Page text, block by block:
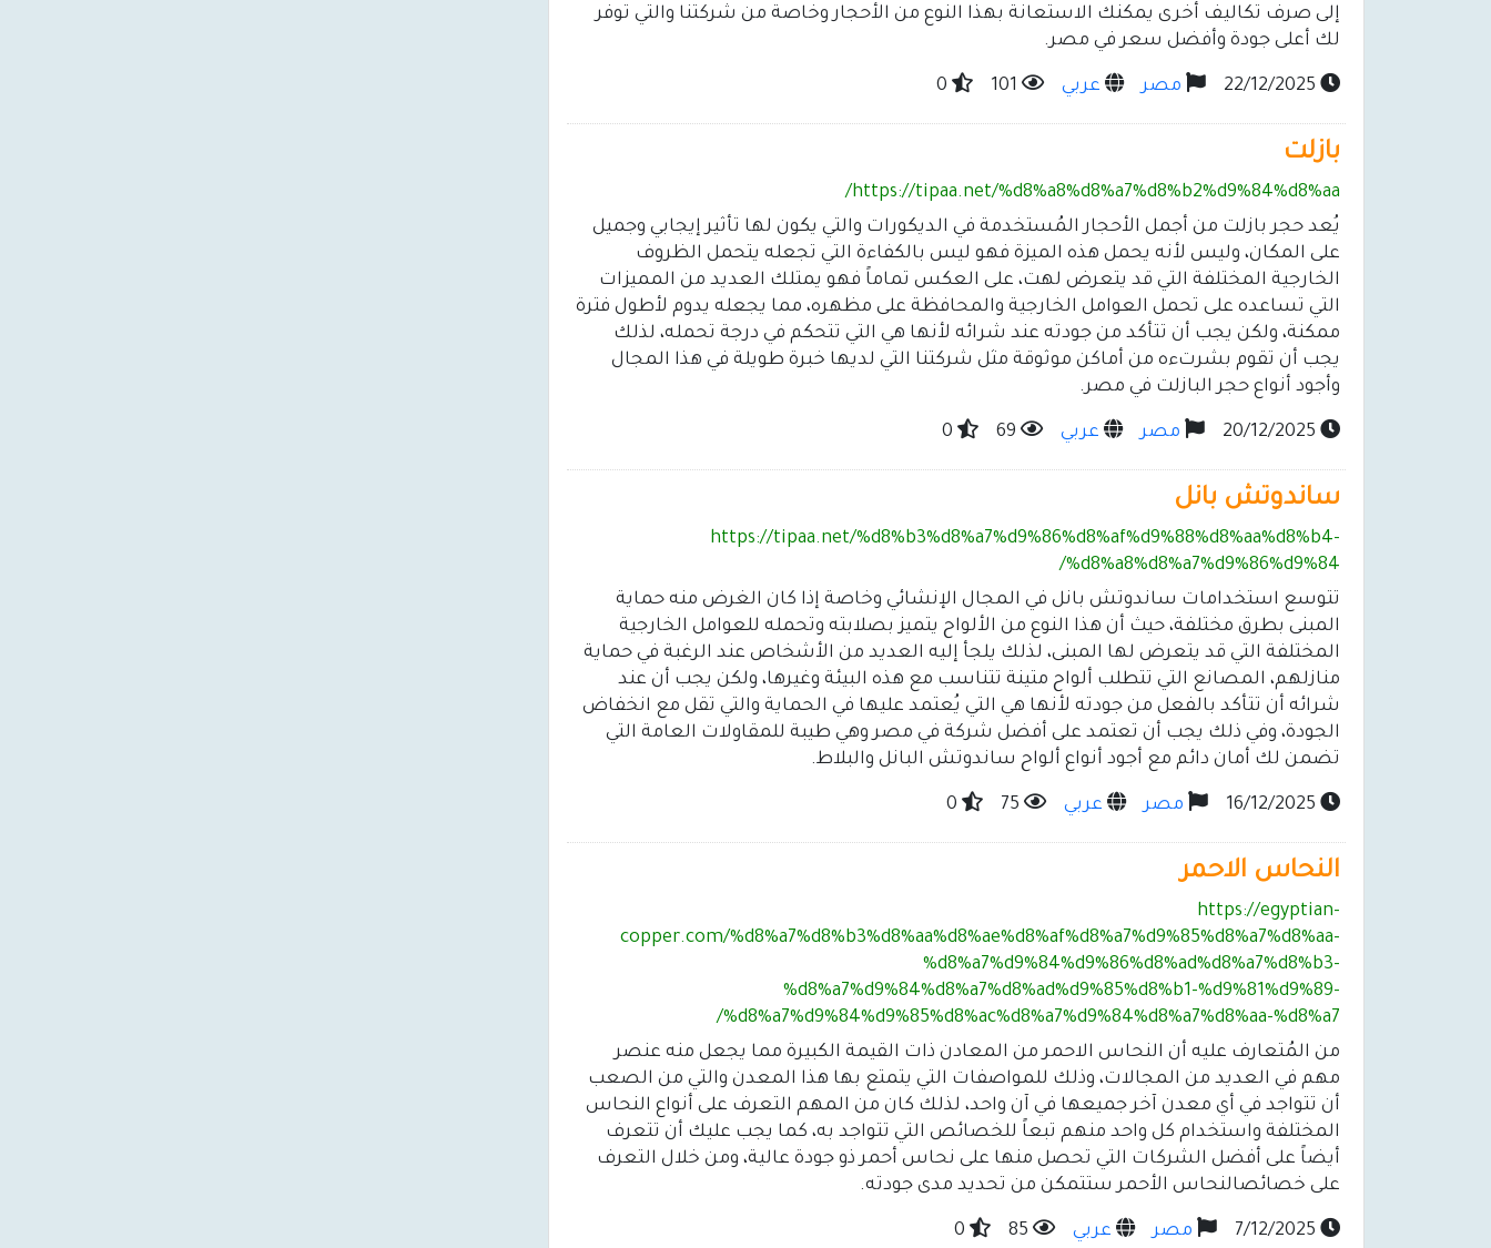
إلى صرف تكاليف أخرى يمكنك الاستعانة بهذا النوع من الأحجار وخاصة من شركتنا والتي توفر
لك أعلى جودة وأفضل سعر في مصر.
مصر عربي
بازلت
https://tipaa.net/%d8%a8%d8%a7%d8%b2%d9%84%d8%aa/
يُعد حجر بازلت من أجمل الأحجار المُستخدمة في الديكورات والتي يكون لها تأثير إيجابي وجميل
على المكان، وليس لأنه يحمل هذه الميزة فهو ليس بالكفاءة التي تجعله يتحمل الظروف
الخارجية المختلفة التي قد يتعرض لهت، على العكس تماماً فهو يمتلك العديد من المميزات
التي تساعده على تحمل العوامل الخارجية والمحافظة على مظهره، مما يجعله يدوم لأطول فترة
ممكنة، ولكن يجب أن تتأكد من جودته عند شرائه لأنها هي التي تتحكم في درجة تحمله، لذلك
يجب أن تقوم بشرتءه من أماكن موثوقة مثل شركتنا التي لديها خبرة طويلة في هذا المجال
وأجود أنواع حجر البازلت في مصر.
مصر عربي
ساندوتش بانل
https://tipaa.net/%d8%b3%d8%a7%d9%86%d8%af%d9%88%d8%aa%d8%b4-
%d8%a8%d8%a7%d9%86%d9%84/
تتوسع استخدامات ساندوتش بانل في المجال الإنشائي وخاصة إذا كان الغرض منه حماية
المبنى بطرق مختلفة، حيث أن هذا النوع من الألواح يتميز بصلابته وتحمله للعوامل الخارجية
المختلفة التي قد يتعرض لها المبنى، لذلك يلجأ إليه العديد من الأشخاص عند الرغبة في حماية
منازلهم، المصانع التي تتطلب ألواح متينة تتناسب مع هذه البيئة وغيرها، ولكن يجب أن عند
شرائه أن تتأكد بالفعل من جودته لأنها هي التي يُعتمد عليها في الحماية والتي تقل مع انخفاض
الجودة، وفي ذلك يجب أن تعتمد على أفضل شركة في مصر وهي طيبة للمقاولات العامة التي
تضمن لك أمان دائم مع أجود أنواع ألواح ساندوتش البانل والبلاط.
مصر عربي
النحاس الاحمر
https://egyptian-
copper.com/%d8%a7%d8%b3%d8%aa%d8%ae%d8%af%d8%a7%d9%85%d8%a7%d8%aa-
%d8%a7%d9%84%d9%86%d8%ad%d8%a7%d8%b3-
%d8%a7%d9%84%d8%a7%d8%ad%d9%85%d8%b1-%d9%81%d9%89-
%d8%a7%d9%84%d9%85%d8%ac%d8%a7%d9%84%d8%a7%d8%aa-%d8%a7/
من المُتعارف عليه أن النحاس الاحمر من المعادن ذات القيمة الكبيرة مما يجعل منه عنصر
مهم في العديد من المجالات، وذلك للمواصفات التي يتمتع بها هذا المعدن والتي من الصعب
أن تتواجد في أي معدن آخر جميعها في آن واحد، لذلك كان من المهم التعرف على أنواع النحاس
المختلفة واستخدام كل واحد منهم تبعاً للخصائص التي تتواجد به، كما يجب عليك أن تتعرف
أيضاً على أفضل الشركات التي تحصل منها على نحاس أحمر ذو جودة عالية، ومن خلال التعرف
على خصائصالنحاس الأحمر ستتمكن من تحديد مدى جودته.
مصر عربي